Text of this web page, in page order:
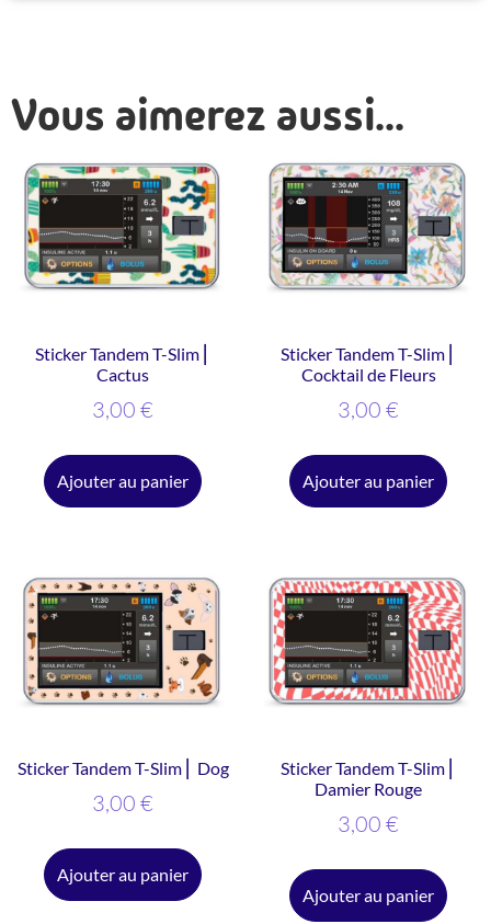
Vous aimerez aussi...
Sticker Tandem T-Slim ⎜
Cactus
3,00 €
Ajouter au panier
Sticker Tandem T-Slim ⎜
Cocktail de Fleurs
3,00 €
Ajouter au panier
Sticker Tandem T-Slim ⎜ Dog
3,00 €
Ajouter au panier
Sticker Tandem T-Slim ⎜
Damier Rouge
3,00 €
Ajouter au panier